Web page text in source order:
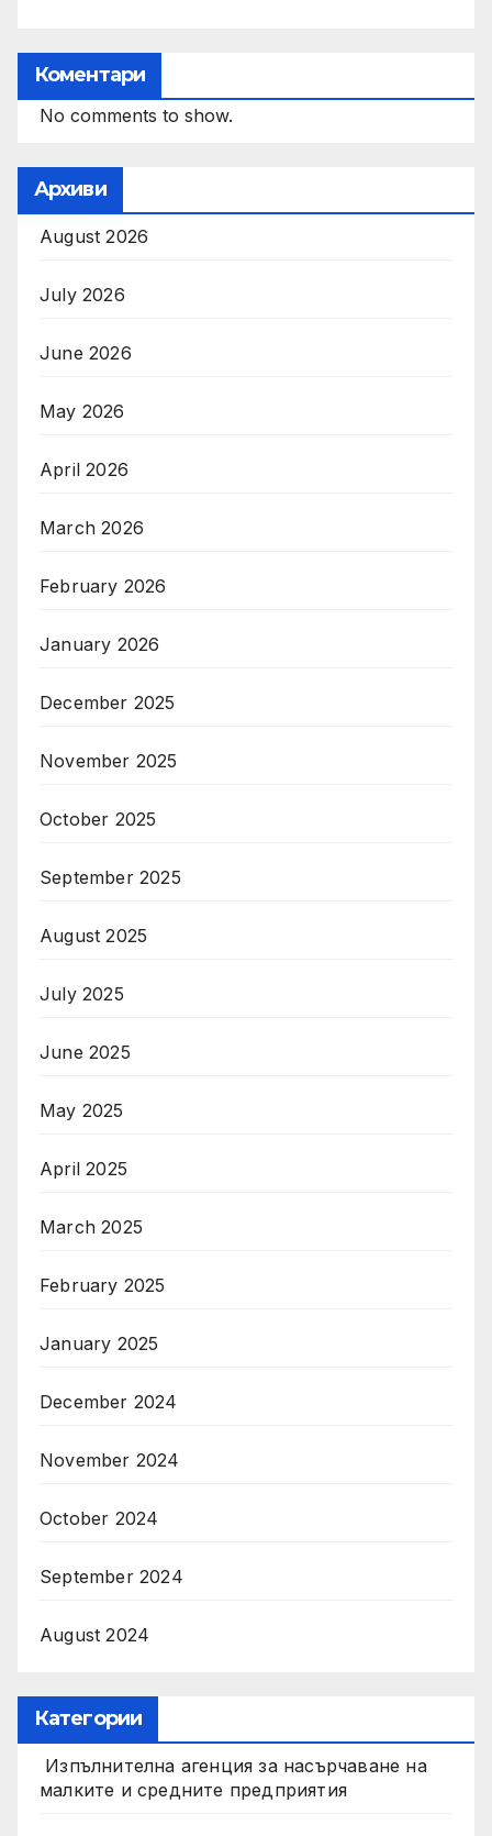
Коментари
No comments to show.
Архиви
August 2026
July 2026
June 2026
May 2026
April 2026
March 2026
February 2026
January 2026
December 2025
November 2025
October 2025
September 2025
August 2025
July 2025
June 2025
May 2025
April 2025
March 2025
February 2025
January 2025
December 2024
November 2024
October 2024
September 2024
August 2024
Категории
Изпълнителна агенция за насърчаване на
малките и средните предприятия